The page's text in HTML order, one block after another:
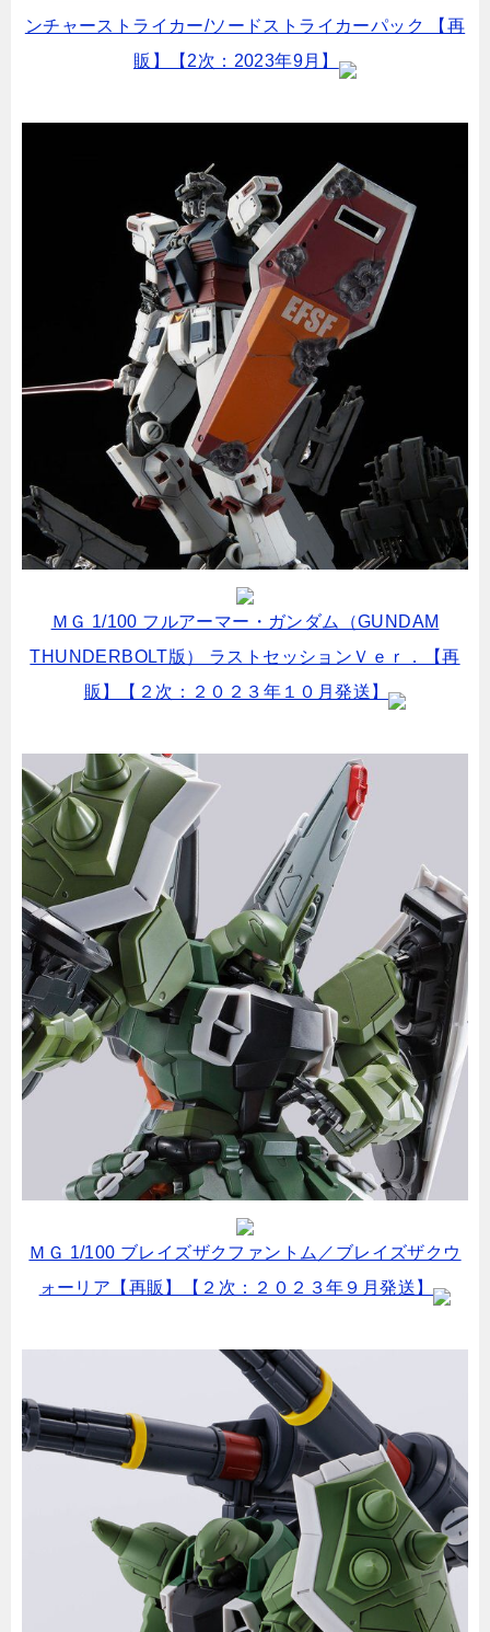
ンチャーストライカー/ソードストライカーパック 【再
販】【2次：2023年9月】
ＭＧ 1/100 フルアーマー・ガンダム（GUNDAM
THUNDERBOLT版） ラストセッションＶｅｒ．【再
販】【２次：２０２３年１０月発送】
ＭＧ 1/100 ブレイズザクファントム／ブレイズザクウ
ォーリア【再販】【２次：２０２３年９月発送】